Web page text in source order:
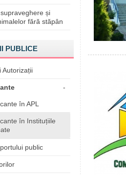
și
fără stăpân
PUBLICE
Autorizații
-
în APL
în Instituțiile
public